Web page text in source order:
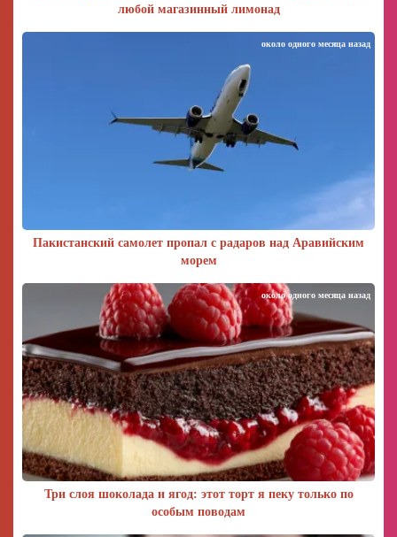
любой магазинный лимонад
Пакистанский самолет пропал с радаров над Аравийским
морем
около одного месяца назад
Три слоя шоколада и ягод: этот торт я пеку только по
особым поводам
около одного месяца назад